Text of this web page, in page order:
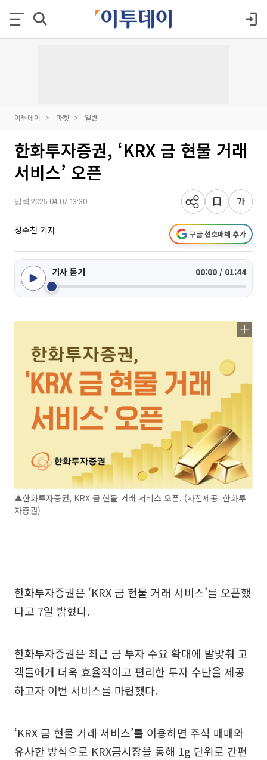
이투데이 마켓 일반
한화투자증권, ‘KRX 금 현물 거래
서비스’ 오픈
입력 2026-04-07 13:30
정수천 기자 구글 선호매체 추가
기사 듣기 00:00 / 01:44
▲한화투자증권, KRX 금 현물 거래 서비스 오픈. (사진제공=한화투
자증권)
한화투자증권은 ‘KRX 금 현물 거래 서비스’를 오픈했
다고 7일 밝혔다.
한화투자증권은 최근 금 투자 수요 확대에 발맞춰 고
객들에게 더욱 효율적이고 편리한 투자 수단을 제공
하고자 이번 서비스를 마련했다.
‘KRX 금 현물 거래 서비스’를 이용하면 주식 매매와
유사한 방식으로 KRX금시장을 통해 1g 단위로 간편